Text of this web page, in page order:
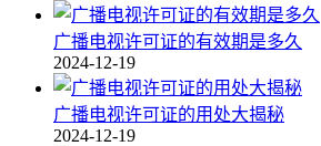
广播电视许可证的有效期是多久
2024-12-19
广播电视许可证的用处大揭秘
2024-12-19